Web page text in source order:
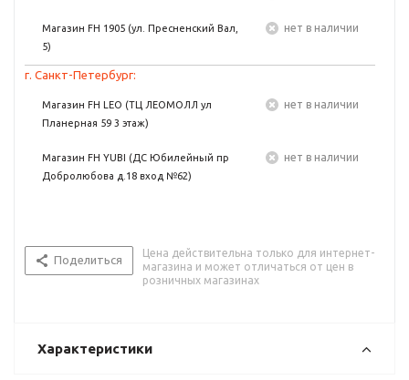
Магазин FH 1905 (ул. Пресненский Вал,
5)
Нет в наличии
г. Санкт-Петербург:
Магазин FH LEO (ТЦ ЛЕОМОЛЛ ул
Планерная 59 3 этаж)
Нет в наличии
Магазин FH YUBI (ДС Юбилейный пр
Добролюбова д.18 вход №62)
Нет в наличии
Поделиться
Цена действительна только для интернет-
магазина и может отличаться от цен в
розничных магазинах
Характеристики